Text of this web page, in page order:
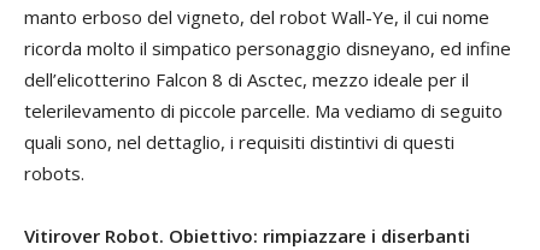
manto erboso del vigneto, del robot Wall-Ye, il cui nome
ricorda molto il simpatico personaggio disneyano, ed infine
dell’elicotterino Falcon 8 di Asctec, mezzo ideale per il
telerilevamento di piccole parcelle. Ma vediamo di seguito
quali sono, nel dettaglio, i requisiti distintivi di questi
robots.
Vitirover Robot. Obiettivo: rimpiazzare i diserbanti